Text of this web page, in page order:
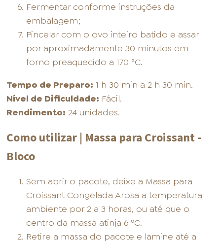
Fermentar conforme instruções da
embalagem;
Pincelar com o ovo inteiro batido e assar
por aproximadamente 30 minutos em
forno preaquecido a 170 °C.
Tempo de Preparo: 1 h 30 min a 2 h 30 min.
Nível de Dificuldade: Fácil.
Rendimento: 24 unidades.
Como utilizar | Massa para Croissant -
Bloco
Sem abrir o pacote, deixe a Massa para
Croissant Congelada Arosa a temperatura
ambiente por 2 a 3 horas, ou até que o
centro da massa atinja 6 ºC.
Retire a massa do pacote e lamine até a